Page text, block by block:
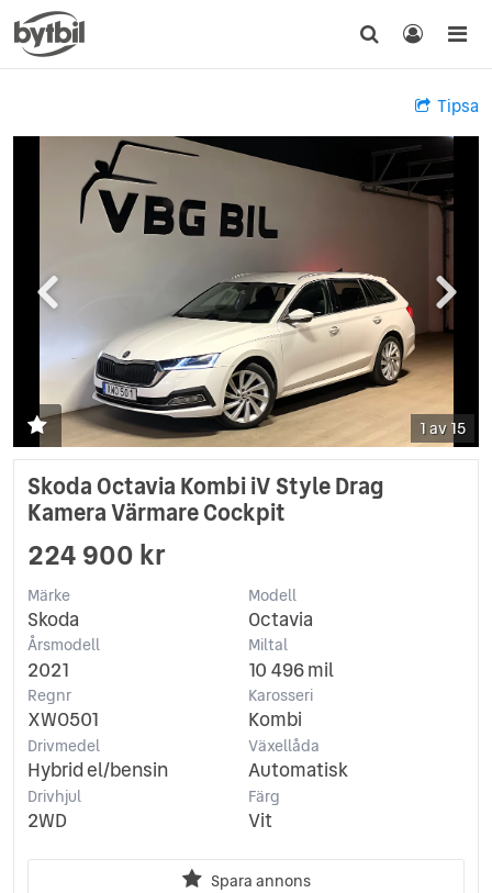
Tipsa
1 av 15
Skoda Octavia Kombi iV Style Drag
Kamera Värmare Cockpit
224 900 kr
Märke
Skoda
Modell
Octavia
Årsmodell
2021
Miltal
10 496 mil
Regnr
XWO501
Karosseri
Kombi
Drivmedel
Hybrid el/bensin
Växellåda
Automatisk
Drivhjul
2WD
Färg
Vit
Spara annons